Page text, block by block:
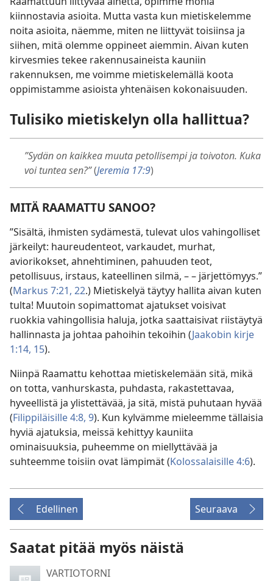
kiinnostavia asioita. Mutta vasta kun mietiskelemme
noita asioita, näemme, miten ne liittyvät toisiinsa ja
siihen, mitä olemme oppineet aiemmin. Aivan kuten
kirvesmies tekee rakennusaineista kauniin
rakennuksen, me voimme mietiskelemällä koota
oppimistamme asioista yhtenäisen kokonaisuuden.
Tulisiko mietiskelyn olla hallittua?
”Sydän on kaikkea muuta petollisempi ja toivoton. Kuka
voi tuntea sen?”(Jeremia 17:9)
MITÄ RAAMATTU SANOO?
”Sisältä, ihmisten sydämestä, tulevat ulos vahingolliset
järkeilyt: haureudenteot, varkaudet, murhat,
aviorikokset, ahnehtiminen, pahuuden teot,
petollisuus, irstaus, kateellinen silmä, – – järjettömyys.”
(Markus 7:21, 22.) Mietiskelyä täytyy hallita aivan kuten
tulta! Muutoin sopimattomat ajatukset voisivat
ruokkia vahingollisia haluja, jotka saattaisivat riistäytyä
hallinnasta ja johtaa pahoihin tekoihin (Jaakobin kirje
1:14, 15).
Niinpä Raamattu kehottaa mietiskelemään sitä, mikä
on totta, vanhurskasta, puhdasta, rakastettavaa,
hyveellistä ja ylistettävää, ja sitä, mistä puhutaan hyvää
(Filippiläisille 4:8, 9). Kun kylvämme mieleemme tällaisia
hyviä ajatuksia, meissä kehittyy kauniita
ominaisuuksia, puheemme on miellyttävää ja
suhteemme toisiin ovat lämpimät (Kolossalaisille 4:6).
Edellinen Seuraava
Saatat pitää myös näistä
VARTIOTORNI